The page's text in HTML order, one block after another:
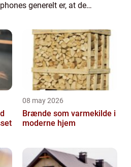
generelt er, at de
08 may 2026
Brænde som varmekilde i
moderne hjem